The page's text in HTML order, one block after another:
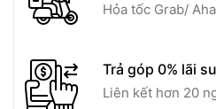
Hỏa tốc Grab/
Trả góp 0% lãi
Liên kết hơn 20